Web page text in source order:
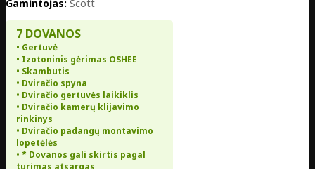
Gamintojas: Scott
7 DOVANOS
• Gertuvė
• Izotoninis gėrimas OSHEE
• Skambutis
• Dviračio spyna
• Dviračio gertuvės laikiklis
• Dviračio kamerų klijavimo
rinkinys
• Dviračio padangų montavimo
lopetėlės
• * Dovanos gali skirtis pagal